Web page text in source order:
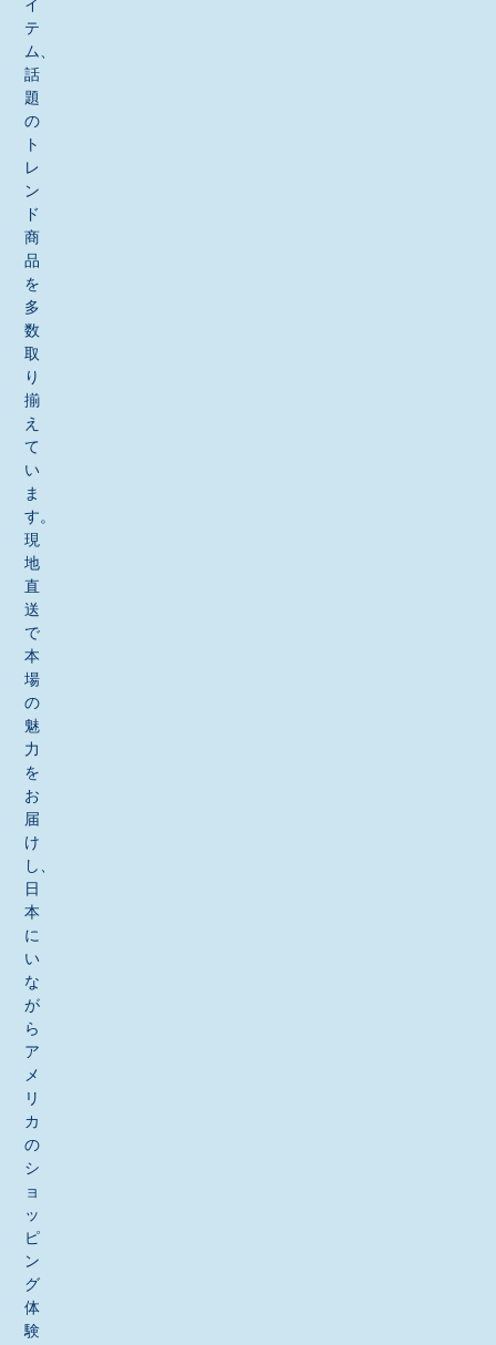
テ
ム、
話
題
の
ト
レ
ン
ド
商
品
を
多
数
取
り
揃
え
て
い
ま
す。
現
地
直
送
で
本
場
の
魅
力
を
お
届
け
し、
日
本
に
い
な
が
ら
ア
メ
リ
カ
の
シ
ョ
ッ
ピ
ン
グ
体
験